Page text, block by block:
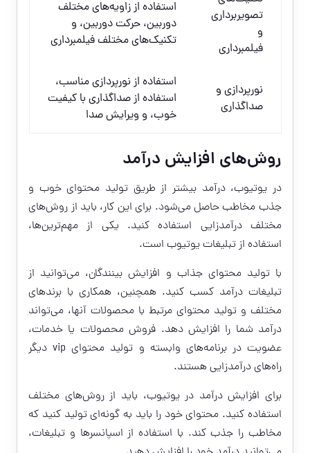
تصویربرداری
و
فیلمبرداری
استفاده از زاویه‌های مختلف
دوربین، حرکت دوربین، و
تکنیک‌های مختلف فیلمبرداری
نورپردازی و
صداگذاری
استفاده از نورپردازی مناسب،
استفاده از صداگذاری با کیفیت
خوب، و ویرایش صدا
روش‌های افزایش درآمد
در یوتیوب، درآمد بیشتر از طریق تولید محتوای خوب و
جذب مخاطب حاصل می‌شود. برای این کار، باید از روش‌های
مختلف درآمدزایی استفاده کنید. یکی از مهم‌ترین‌ها،
استفاده از تبلیغات یوتیوب است.
با تولید محتوای جذاب و افزایش بینندگان، می‌توانید از
تبلیغات درآمد کسب کنید. همچنین، همکاری با برندهای
مختلف و تولید محتوای مرتبط با محصولات آنها، می‌تواند
درآمد شما را افزایش دهد. فروش محصولات یا خدمات،
عضویت در برنامه‌های وابسته و تولید محتوای vip دیگر
راه‌های درآمدزایی هستند.
برای افزایش درآمد در یوتیوب، باید از روش‌های مختلف
استفاده کنید. محتوای خود را باید به گونه‌ای تولید کنید که
مخاطب را جذب کند. با استفاده از اسپانسرها و تبلیغات،